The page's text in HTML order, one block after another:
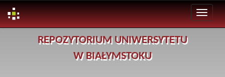
REPOZYTORIUM UNIWERSYTETU
W BIAŁYMSTOKU